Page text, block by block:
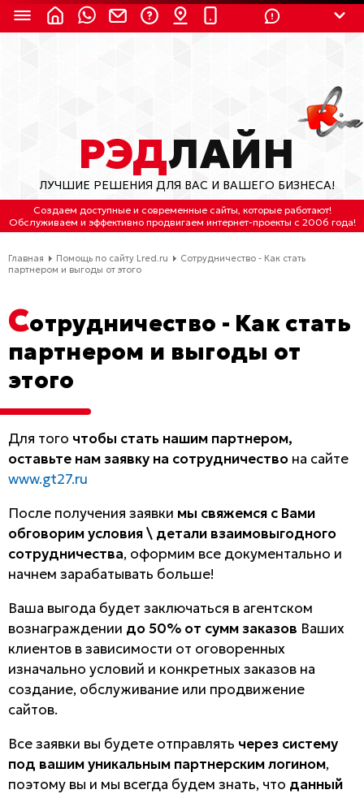
(с 2:30 до 11:30 по
Бесплатно по России
(4212) 658-653
(4212) 637-673
Отдельный вход \ Левый торец здания
info@lred.ru
Все контакты
РЭДЛАЙН
ЛУЧШИЕ РЕШЕНИЯ ДЛЯ ВАС И ВАШЕГО БИЗНЕСА!
Создаем доступные и современные сайты, которые работают!
Обслуживаем и эффективно продвигаем интернет-проекты с 2006 года!
Главная Помощь по сайту Lred.ru
Сотрудничество - Как стать
партнером и выгоды от этого
Сотрудничество - Как стать
партнером и выгоды от
этого
Для того чтобы стать нашим партнером,
оставьте нам заявку на сотрудничество на сайте
www.gt27.ru
После получения заявки мы свяжемся с Вами
обговорим условия \ детали взаимовыгодного
сотрудничества, оформим все документально и
начнем зарабатывать больше!
Ваша выгода будет заключаться в агентском
вознаграждении до 50% от сумм заказов Ваших
клиентов в зависимости от оговоренных
изначально условий и конкретных заказов на
создание, обслуживание или продвижение
сайтов.
Все заявки вы будете отправлять через систему
под вашим уникальным партнерским логином,
поэтому вы и мы всегда будем знать, что данный